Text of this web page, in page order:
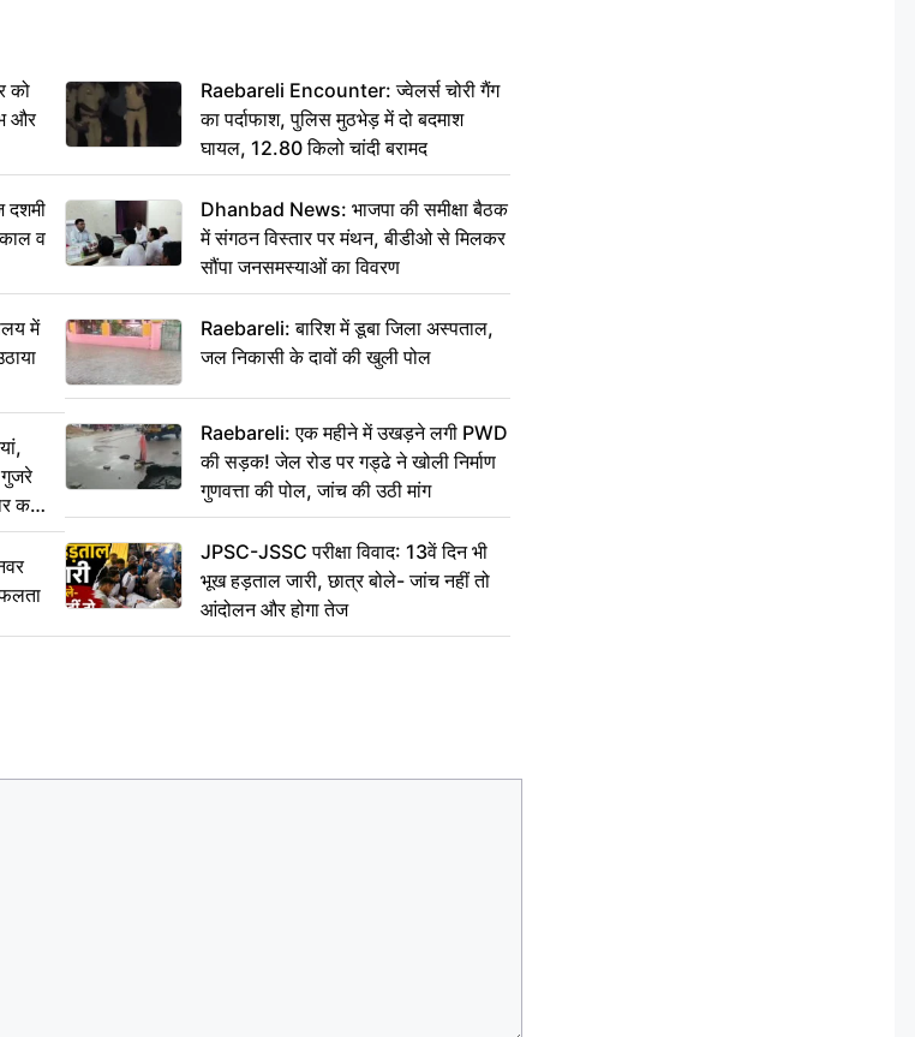
को
और
व
में
कर
Raebareli Encounter: ज्वेलर्स चोरी गैंग
का पर्दाफाश, पुलिस मुठभेड़ में दो बदमाश
घायल, 12.80 किलो चांदी बरामद
Dhanbad News: भाजपा की समीक्षा बैठक
में संगठन विस्तार पर मंथन, बीडीओ से मिलकर
सौंपा जनसमस्याओं का विवरण
Raebareli: बारिश में डूबा जिला अस्पताल,
जल निकासी के दावों की खुली पोल
Raebareli: एक महीने में उखड़ने लगी PWD
की सड़क! जेल रोड पर गड्ढे ने खोली निर्माण
गुणवत्ता की पोल, जांच की उठी मांग
JPSC-JSSC परीक्षा विवाद: 13वें दिन भी
भूख हड़ताल जारी, छात्र बोले- जांच नहीं तो
आंदोलन और होगा तेज